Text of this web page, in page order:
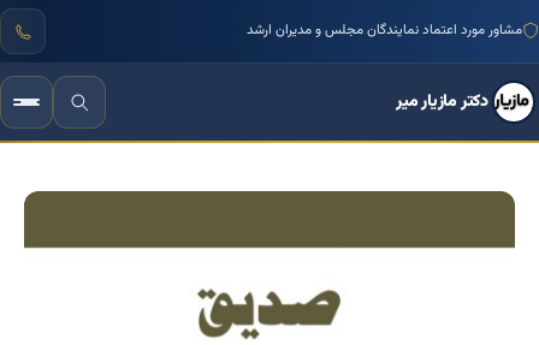
مشاور مورد اعتماد نمایندگان مجلس و مدیران ارشد
دکتر مازیار میر